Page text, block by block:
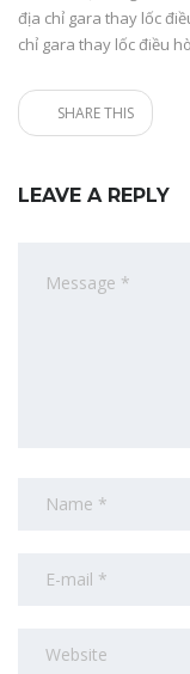
địa chỉ gara thay lốc
chỉ gara thay lốc điều
SHARE THIS
LEAVE A REPLY